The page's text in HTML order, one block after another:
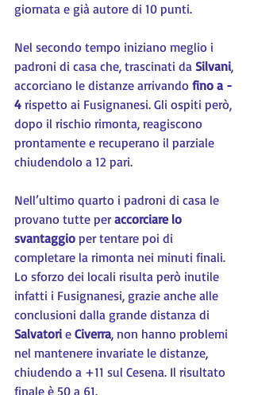
giornata e già autore di 10 punti.
Nel secondo tempo iniziano meglio i
padroni di casa che, trascinati da Silvani,
accorciano le distanze arrivando fino a -
4 rispetto ai Fusignanesi. Gli ospiti però,
dopo il rischio rimonta, reagiscono
prontamente e recuperano il parziale
chiudendolo a 12 pari.
Nell’ultimo quarto i padroni di casa le
provano tutte per accorciare lo
svantaggio per tentare poi di
completare la rimonta nei minuti finali.
Lo sforzo dei locali risulta però inutile
infatti i Fusignanesi, grazie anche alle
conclusioni dalla grande distanza di
Salvatori e Civerra, non hanno problemi
nel mantenere invariate le distanze,
chiudendo a +11 sul Cesena. Il risultato
finale è 50 a 61.